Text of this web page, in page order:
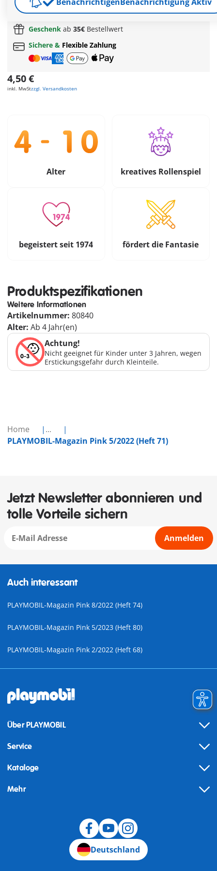
Home
...
PLAYMOBIL-Magazin Pink 5/2022 (Heft 71)
Gratis Versandab55€
Geschenk ab 35€ Bestellwert
Sichere & Flexible Zahlung
4,50 €
inkl. MwStzzgl. Versandkosten
Alter kreatives Rollenspiel
begeistert seit 1974 fördert die Fantasie
Produktspezifikationen
Weitere Informationen
Artikelnummer: 80840
Alter: Ab 4 Jahr(en)
Achtung!
Nicht geeignet für Kinder unter 3 Jahren, wegen
Erstickungsgefahr durch Kleinteile.
Jetzt Newsletter abonnieren und
tolle Vorteile sichern
Anmelden
Auch interessant
PLAYMOBIL-Magazin Pink 8/2022 (Heft 74)
PLAYMOBIL-Magazin Pink 5/2023 (Heft 80)
PLAYMOBIL-Magazin Pink 2/2022 (Heft 68)
Über PLAYMOBIL
Service
Kataloge
Mehr
Deutschland